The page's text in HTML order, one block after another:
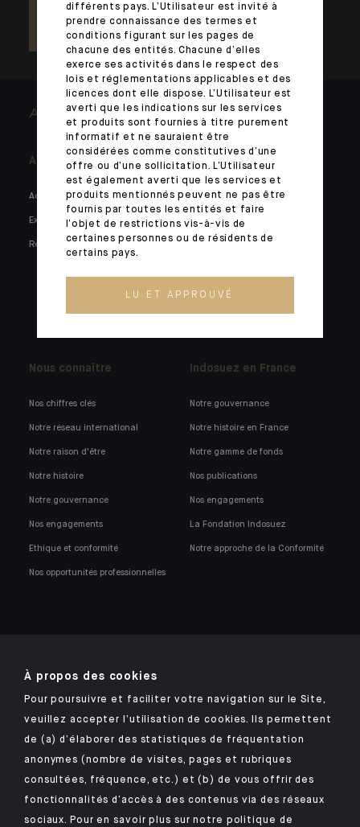
ARCHITECTS OF WEALTH
A la Une
Actualités
Expertises
Réseaux sociaux
Vous accompagner
Marchés privés
Familles et entrepreneurs
Holdings familiales
Gérants de fortune externes
Technologies bancaires
Nous connaître
Nos chiffres clés
Notre réseau international
Notre raison d'être
Notre histoire
Notre gouvernance
Nos engagements
Ethique et conformité
Nos opportunités professionnelles
Indosuez en France
Notre gouvernance
Notre histoire en France
Notre gamme de fonds
Nos publications
Nos engagements
La Fondation Indosuez
Notre approche de la Conformité
Retrouvez notre application mobile Indosuez
MENTIONS LÉGALES
SÉCURITÉ
différents pays. L’Utilisateur est invité à
prendre connaissance des termes et
conditions figurant sur les pages de
chacune des entités. Chacune d’elles
exerce ses activités dans le respect des
lois et réglementations applicables et des
licences dont elle dispose. L’Utilisateur est
averti que les indications sur les services
et produits sont fournies à titre purement
informatif et ne sauraient être
considérées comme constitutives d’une
offre ou d’une sollicitation. L’Utilisateur
est également averti que les services et
produits mentionnés peuvent ne pas être
fournis par toutes les entités et faire
l’objet de restrictions vis-à-vis de
certaines personnes ou de résidents de
certains pays.
LU ET APPROUVÉ
À propos des cookies
Pour poursuivre et faciliter votre navigation sur le Site,
veuillez accepter l’utilisation de cookies. Ils permettent
de (a) d’élaborer des statistiques de fréquentation
anonymes (nombre de visites, pages et rubriques
consultées, fréquence, etc.) et (b) de vous offrir des
fonctionnalités d’accès à des contenus via des réseaux
sociaux. Pour en savoir plus sur notre politique de